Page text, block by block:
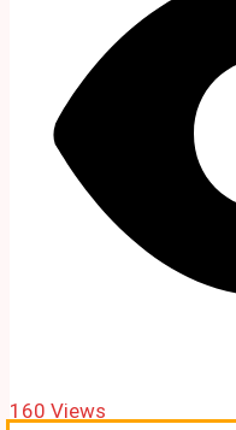
160 Views